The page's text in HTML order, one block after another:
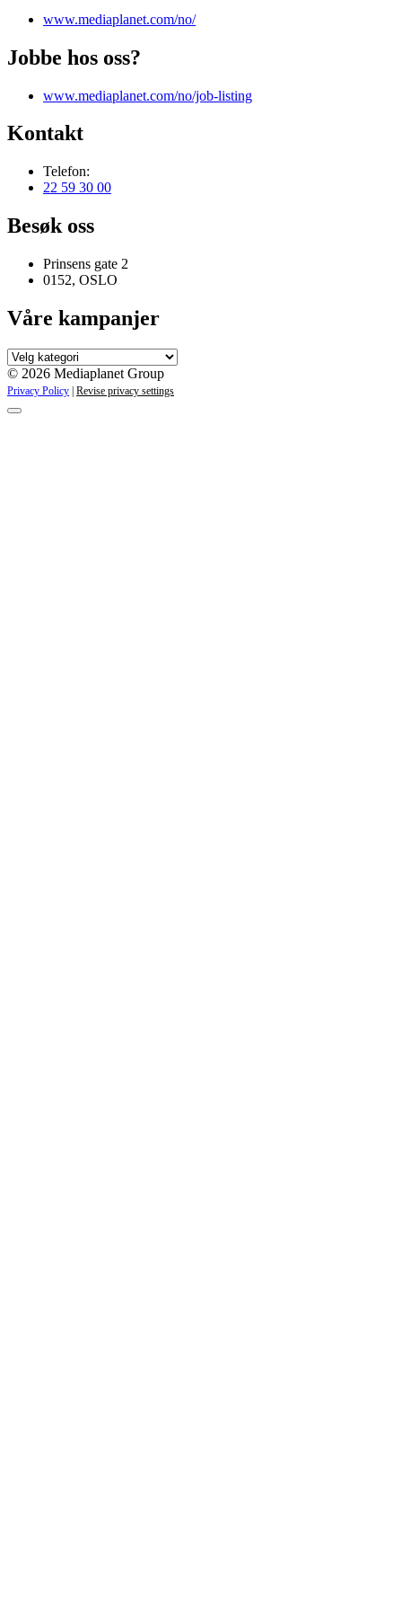
www.mediaplanet.com/no/
Jobbe hos oss?
www.mediaplanet.com/no/job-listing
Kontakt
Telefon:
22 59 30 00
Besøk oss
Prinsens gate 2
0152, OSLO
Våre kampanjer
Våre
kampanjer
© 2026 Mediaplanet Group
Privacy Policy Revise privacy settings